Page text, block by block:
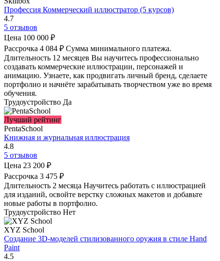
Профессия Коммерческий иллюстратор (5 курсов)
4.7
5 отзывов
Цена 100 000 ₽
Рассрочка 4 084 ₽ Сумма минимального платежа.
Длительность 12 месяцев Вы научитесь профессионально
создавать коммерческие иллюстрации, персонажей и
анимацию. Узнаете, как продвигать личный бренд, сделаете
портфолио и начнёте зарабатывать творчеством уже во время
обучения.
Трудоустройство Да
Лучший рейтинг
PentaSchool
Книжная и журнальная иллюстрация
4.8
5 отзывов
Цена 23 200 ₽
Рассрочка 3 475 ₽
Длительность 2 месяца Научитесь работать с иллюстрацией
для изданий, освойте верстку сложных макетов и добавьте
новые работы в портфолио.
Трудоустройство Нет
XYZ School
Создание 3D-моделей стилизованного оружия в стиле Hand
Paint
4.5